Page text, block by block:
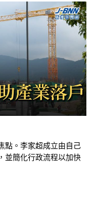
點。李家超成立由自己
並簡化行政流程以加快